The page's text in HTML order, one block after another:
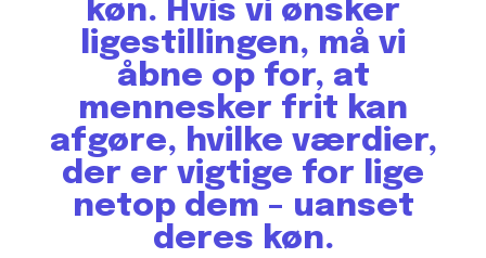
køn. Hvis vi ønsker
ligestillingen, må vi
åbne op for, at
mennesker frit kan
afgøre, hvilke værdier,
der er vigtige for lige
netop dem – uanset
deres køn.